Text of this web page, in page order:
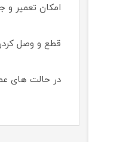
امکان تعمیر و
قطع و وصل
در حالت های